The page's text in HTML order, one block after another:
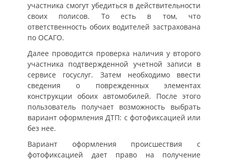
участника смогут убедиться в действительности
своих полисов. То есть в том, что
ответственность обоих водителей застрахована
по ОСАГО.
Далее проводится проверка наличия у второго
участника подтвержденной учетной записи в
сервисе госуслуг. Затем необходимо ввести
сведения о поврежденных элементах
конструкции обоих автомобилей. После этого
пользователь получает возможность выбрать
вариант оформления ДТП: с фотофиксацией или
без нее.
Вариант оформления происшествия с
фотофиксацией дает право на получение